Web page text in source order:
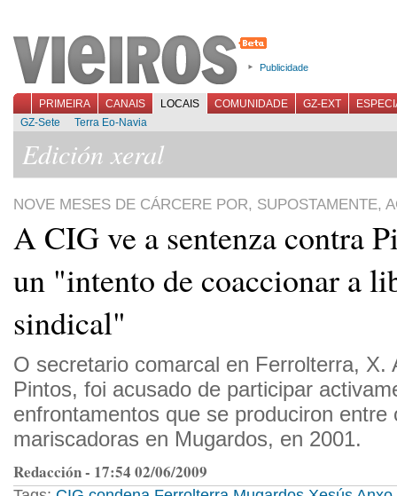
Publicidade
PRIMEIRA CANAIS LOCAIS COMUNIDADE GZ-EXT
GZ-Sete
Terra Eo-Navia
Edición xeral
NOVE MESES DE CÁRCERE POR, SUPOSTAMENTE,
A CIG ve a sentenza contra
un "intento de coaccionar a
sindical"
O secretario comarcal en Ferrolterra, X.
Pintos, foi acusado de participar
enfrontamentos que se produciron entre
mariscadoras en Mugardos, en 2001.
Redacción - 17:54 02/06/2009